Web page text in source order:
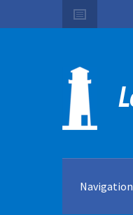
Navigation